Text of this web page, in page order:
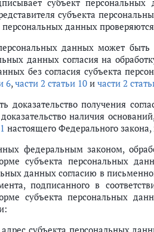
информационных системах
персональных данных, при
продвижения товаров, работ,
автоматизированной
настоящим
получении запроса субъекта
обработке персональных данных,
за нарушение
субъект
субъекта
персональных данных
данных может
данных согласия на
без согласия субъекта
6,части 2 статьи 10 и части 2
доказательство получения
наличия
настоящего Федерального закона,
федеральным законом,
субъекта персональных
данных согласию в
подписанного в
субъекта персональных
субъекта персональных